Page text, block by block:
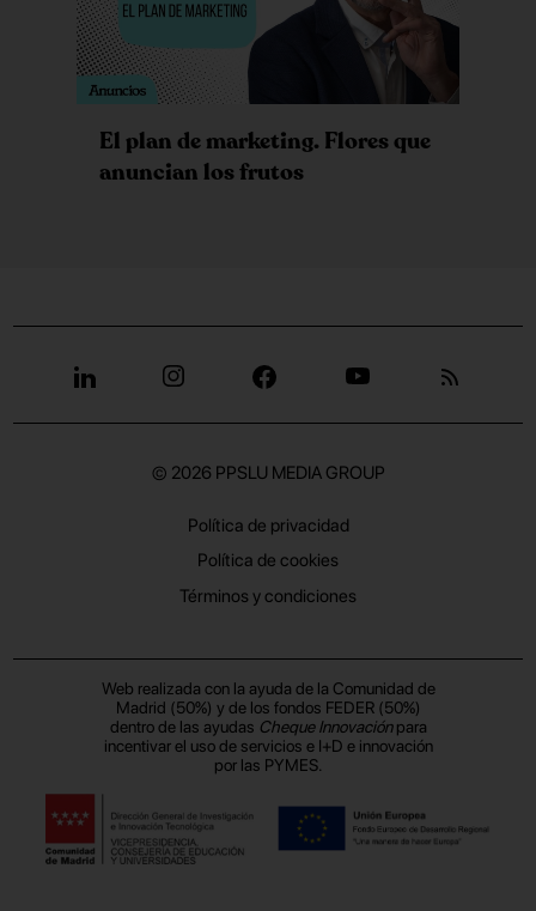
El plan de marketing. Flores que
anuncian los frutos
© 2026 PPSLU MEDIA GROUP
Política de privacidad
Política de cookies
Términos y condiciones
Web realizada con la ayuda de la Comunidad de
Madrid (50%) y de los fondos FEDER (50%)
dentro de las ayudas Cheque Innovaciónpara
incentivar el uso de servicios e I+D e innovación
por las PYMES.